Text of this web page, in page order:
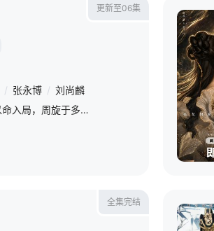
更新至06集
/ 张永博 / 刘尚麟
暗厂死士眉林身负血仇，以命入局，周旋于多位男子之间：她是疯王慕容璟和最锋利的杀人利刃，也是阴狠大皇子眼中的旧梦替身，还是赵国质子越秦偏执守护的人。一场关于利用与深情的修罗场，在皇权博弈中凄美上演。
全集完结